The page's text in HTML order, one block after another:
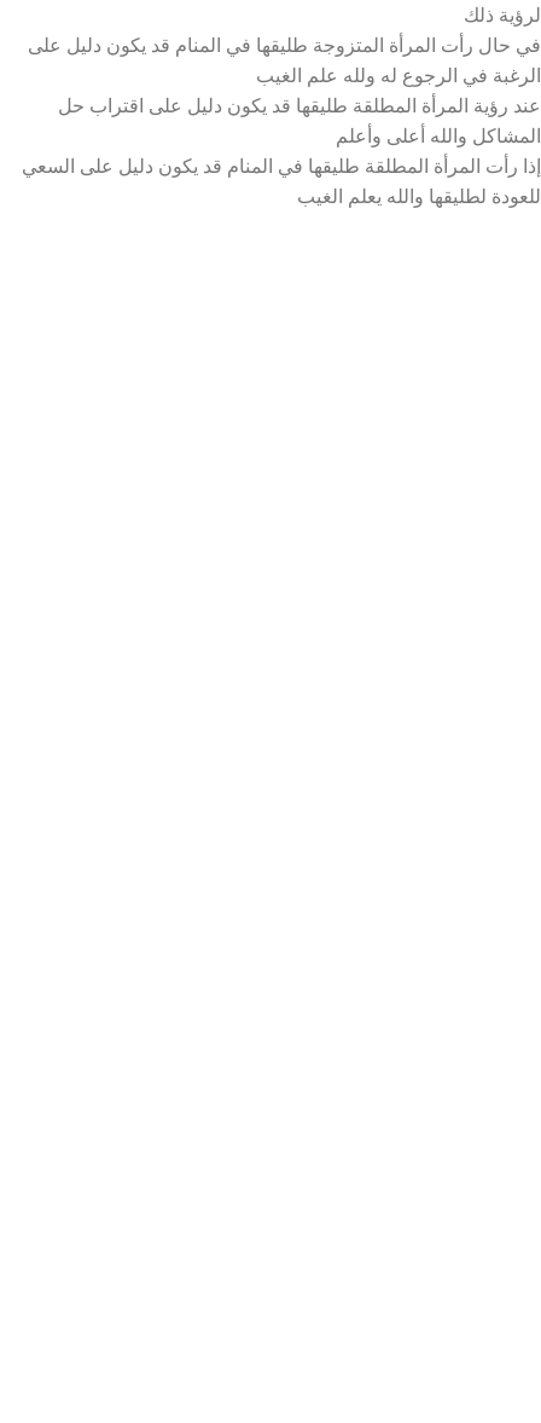
لرؤية ذلك
في حال رأت المرأة المتزوجة طليقها في المنام قد يكون دليل على
الرغبة في الرجوع له ولله علم الغيب
عند رؤية المرأة المطلقة طليقها قد يكون دليل على اقتراب حل
المشاكل والله أعلى وأعلم
إذا رأت المرأة المطلقة طليقها في المنام قد يكون دليل على السعي
للعودة لطليقها والله يعلم الغيب